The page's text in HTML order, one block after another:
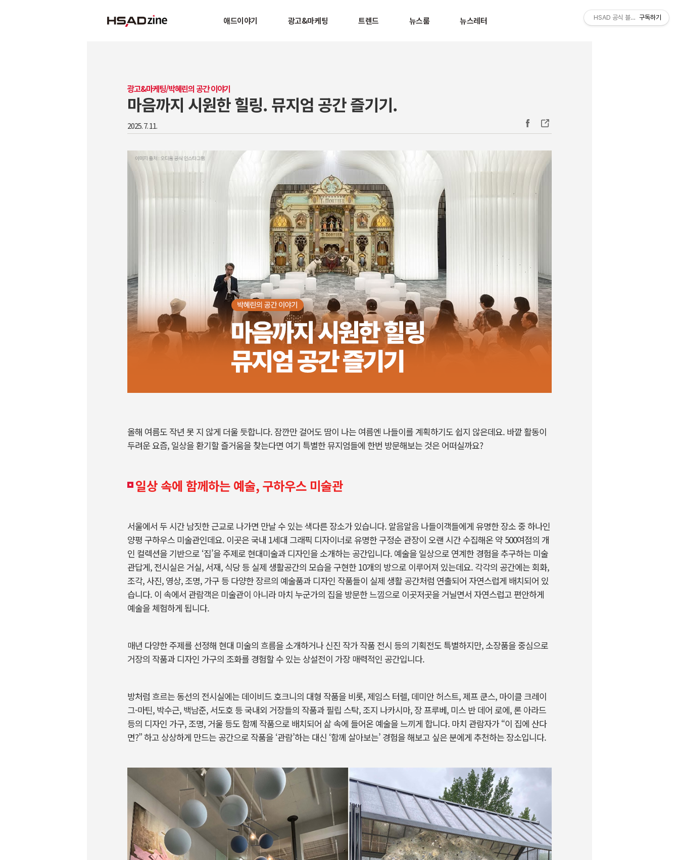
애드이야기 광고&마케팅 트렌드 뉴스룸 뉴스레터
광고&마케팅/박혜린의 공간 이야기
마음까지 시원한 힐링. 뮤지엄 공간 즐기기.
2025. 7. 11.
올해 여름도 작년 못 지 않게 더울 듯합니다. 잠깐만 걸어도 땀이 나는 여름엔 나들이를 계획하기도 쉽지 않은데요. 바깥 활동이
두려운 요즘, 일상을 환기할 즐거움을 찾는다면 여기 특별한 뮤지엄들에 한번 방문해보는 것은 어떠실까요?
일상 속에 함께하는 예술, 구하우스 미술관
서울에서 두 시간 남짓한 근교로 나가면 만날 수 있는 색다른 장소가 있습니다. 알음알음 나들이객들에게 유명한 장소 중 하나인
양평 구하우스 미술관인데요. 이곳은 국내 1세대 그래픽 디자이너로 유명한 구정순 관장이 오랜 시간 수집해온 약 500여점의 개
인 컬렉션을 기반으로 ‘집’을 주제로 현대미술과 디자인을 소개하는 공간입니다. 예술을 일상으로 연계한 경험을 추구하는 미술
관답게, 전시실은 거실, 서재, 식당 등 실제 생활공간의 모습을 구현한 10개의 방으로 이루어져 있는데요. 각각의 공간에는 회화,
조각, 사진, 영상, 조명, 가구 등 다양한 장르의 예술품과 디자인 작품들이 실제 생활 공간처럼 연출되어 자연스럽게 배치되어 있
습니다. 이 속에서 관람객은 미술관이 아니라 마치 누군가의 집을 방문한 느낌으로 이곳저곳을 거닐면서 자연스럽고 편안하게
예술을 체험하게 됩니다.
매년 다양한 주제를 선정해 현대 미술의 흐름을 소개하거나 신진 작가 작품 전시 등의 기획전도 특별하지만, 소장품을 중심으로
거장의 작품과 디자인 가구의 조화를 경험할 수 있는 상설전이 가장 매력적인 공간입니다.
방처럼 흐르는 동선의 전시실에는 데이비드 호크니의 대형 작품을 비롯, 제임스 터렐, 데미안 허스트, 제프 쿤스, 마이클 크레이
그-마틴, 박수근, 백남준, 서도호 등 국내외 거장들의 작품과 필립 스탁, 조지 나카시마, 장 프루베, 미스 반 데어 로에, 론 아라드
등의 디자인 가구, 조명, 거울 등도 함께 작품으로 배치되어 삶 속에 들어온 예술을 느끼게 합니다. 마치 관람자가 “이 집에 산다
면?” 하고 상상하게 만드는 공간으로 작품을 ‘관람’하는 대신 ‘함께 살아보는’ 경험을 해보고 싶은 분에게 추천하는 장소입니다.
HSAD 공식 블로그 HSADzine
구독하기